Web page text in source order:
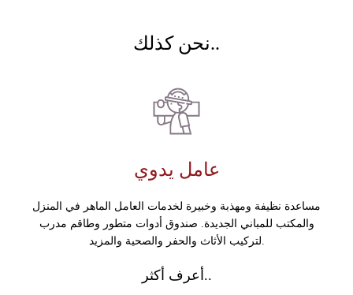
نحن كذلك..
عامل يدوي
مساعدة نظيفة ومهذبة وخبيرة لخدمات العامل الماهر في المنزل
والمكتب للمباني الجديدة. صندوق أدوات متطور وطاقم مدرب
لتركيب الأثاث والحفر والصحية والمزيد.
أعرف أكثر..